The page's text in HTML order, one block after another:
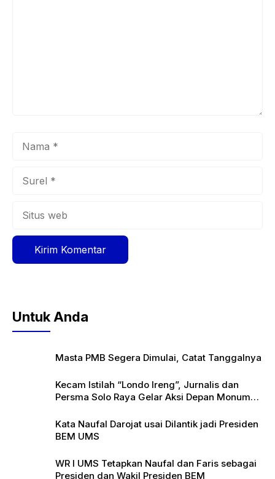
Untuk Anda
Masta PMB Segera Dimulai, Catat Tanggalnya
Kecam Istilah “Londo Ireng”, Jurnalis dan
Persma Solo Raya Gelar Aksi Depan Monumen
Kata Naufal Darojat usai Dilantik jadi Presiden
BEM UMS
WR I UMS Tetapkan Naufal dan Faris sebagai
Presiden dan Wakil Presiden BEM